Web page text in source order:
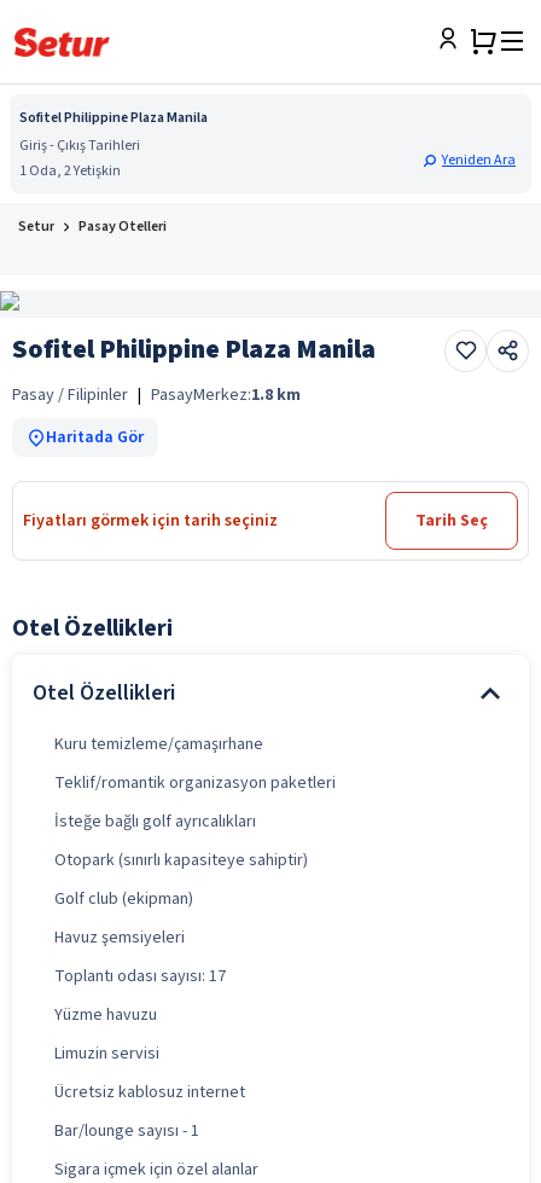
Sofitel Philippine Plaza Manila
Giriş - Çıkış Tarihleri
1 Oda, 2 Yetişkin
Yeniden Ara
Setur Pasay Otelleri
Sofitel Philippine Plaza Manila
Pasay / Filipinler | PasayMerkez:1.8 km
Haritada Gör
Fiyatları görmek için tarih seçiniz Tarih Seç
Otel Özellikleri
Otel Özellikleri
Kuru temizleme/çamaşırhane
Teklif/romantik organizasyon paketleri
İsteğe bağlı golf ayrıcalıkları
Otopark (sınırlı kapasiteye sahiptir)
Golf club (ekipman)
Havuz şemsiyeleri
Toplantı odası sayısı: 17
Yüzme havuzu
Limuzin servisi
Ücretsiz kablosuz internet
Bar/lounge sayısı - 1
Sigara içmek için özel alanlar